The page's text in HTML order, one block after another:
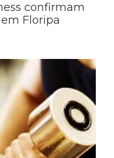
confirmam
Floripa